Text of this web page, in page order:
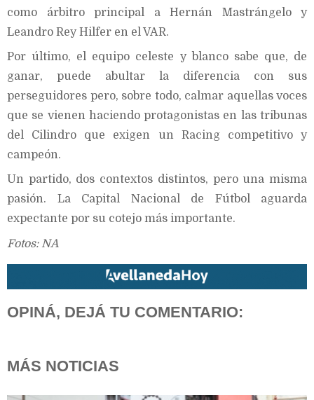
como árbitro principal a Hernán Mastrángelo y
Leandro Rey Hilfer en el VAR.
Por último, el equipo celeste y blanco sabe que, de
ganar, puede abultar la diferencia con sus
perseguidores pero, sobre todo, calmar aquellas voces
que se vienen haciendo protagonistas en las tribunas
del Cilindro que exigen un Racing competitivo y
campeón.
Un partido, dos contextos distintos, pero una misma
pasión. La Capital Nacional de Fútbol aguarda
expectante por su cotejo más importante.
Fotos: NA
OPINÁ, DEJÁ TU COMENTARIO:
MÁS NOTICIAS